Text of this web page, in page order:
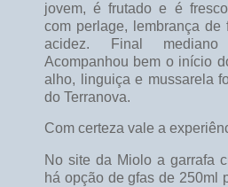
jovem, é frutado e é
com perlage, lembrança
acidez. Final mediano
Acompanhou bem o início
alho, linguiça e mussarela
do Terranova.
Com certeza vale a
No site da Miolo a garrafa
há opção de gfas de 250ml